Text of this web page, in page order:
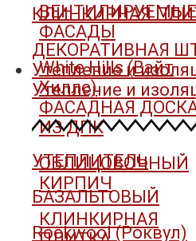
ВЕНТИЛИРУЕМЫЕ
ФАСАДЫ
White Hills (Вайт
Хиллс)
ФАСАДНАЯ
ИЗ ДПК
ОБЛИЦОВОЧНЫЙ
КИРПИЧ
КЛИНКИРНАЯ
КЛИНКИРНАЯ
ДЕКОРАТИВНАЯ
Утепление и
Утепление и
УТЕПЛИТЕЛЬ
БАЗАЛЬТОВЫЙ
Rockwool (Роквул)